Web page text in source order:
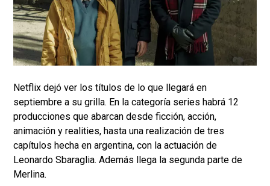
Netflix dejó ver los títulos de lo que llegará en
septiembre a su grilla. En la categoría series habrá 12
producciones que abarcan desde ficción, acción,
animación y realities, hasta una realización de tres
capítulos hecha en argentina, con la actuación de
Leonardo Sbaraglia. Además llega la segunda parte de
Merlina.